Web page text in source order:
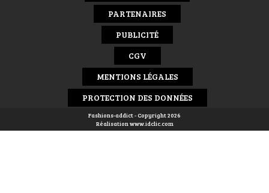
PARTENAIRES
PUBLICITÉ
CGV
MENTIONS LÉGALES
PROTECTION DES DONNÉES
Fashions-addict - Copyright 2026
Réalisationwww.idclic.com